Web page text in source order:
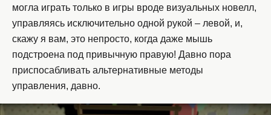
могла играть только в игры вроде визуальных новелл,
управляясь исключительно одной рукой – левой, и,
скажу я вам, это непросто, когда даже мышь
подстроена под привычную правую! Давно пора
приспосабливать альтернативные методы
управления, давно.